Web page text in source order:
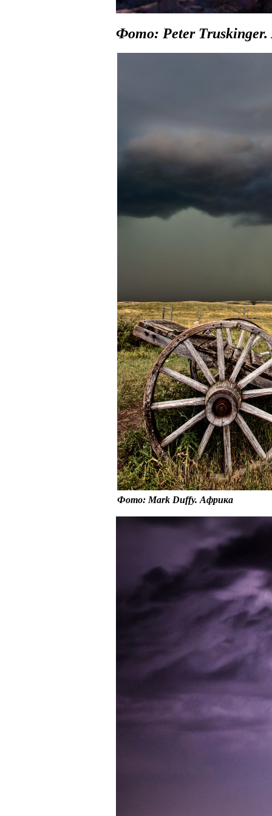
Фото: Peter Truskinger.
Фото: Mark Duffy. Африка